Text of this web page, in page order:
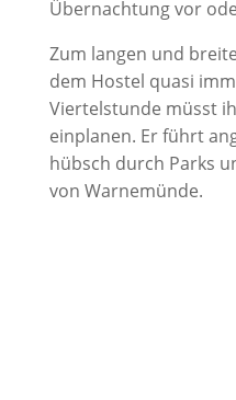
Übernachtung vor
Zum langen und
dem Hostel quasi
Viertelstunde müsst
einplanen. Er führt
hübsch durch Parks
von Warnemünde.